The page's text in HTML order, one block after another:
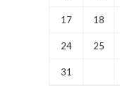
17 18
24 25
31